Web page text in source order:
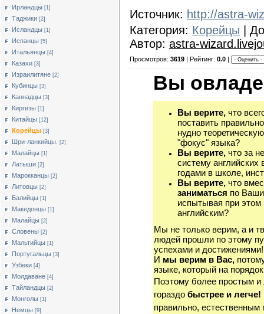
Ирландцы [1]
Таджики [2]
Исландцы [1]
Испанцы [5]
Итальянцы [4]
Казахи [3]
Израилитяне [2]
Кубинцы [3]
Каннадцы [3]
Киргизы [1]
Китайцы [12]
Корейцы [3]
Шри-ланкийцы. [2]
Малайцы [1]
Латыши [2]
Марокканцы [2]
Литовцы [2]
Балийцы [1]
Македонцы [1]
Малайцы [2]
Словены [2]
Мальтийцы [1]
Португальцы [3]
Узбеки [4]
Молдаване [4]
Тайландцы [2]
Монголы [1]
Немцы [9]
Источник: http://astra-
Категория: Корейцы |
Автор: astra-
Просмотров: 3619 | Рейтинг: 0.0
Вы
Вы верите, что
поставить
нудно
"фокус" языка?
Вы верите, что за
систему
годами в школе,
Вы верите, что
заниматься по
испытывая при этом
английским?
Мы не только верим, а и
людей прошли по этому
успехами и достижениями!
И мы верим в Вас,
языке, который на
Поэтому более простым
гораздо быстрее и легче!
правильно, естественным